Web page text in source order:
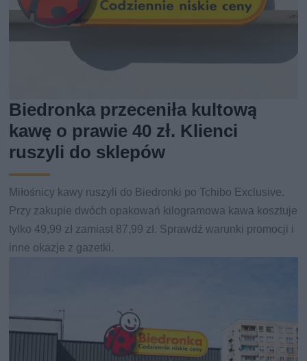
Biedronka przeceniła kultową
kawę o prawie 40 zł. Klienci
ruszyli do sklepów
Miłośnicy kawy ruszyli do Biedronki po Tchibo Exclusive.
Przy zakupie dwóch opakowań kilogramowa kawa kosztuje
tylko 49,99 zł zamiast 87,99 zł. Sprawdź warunki promocji i
inne okazje z gazetki.